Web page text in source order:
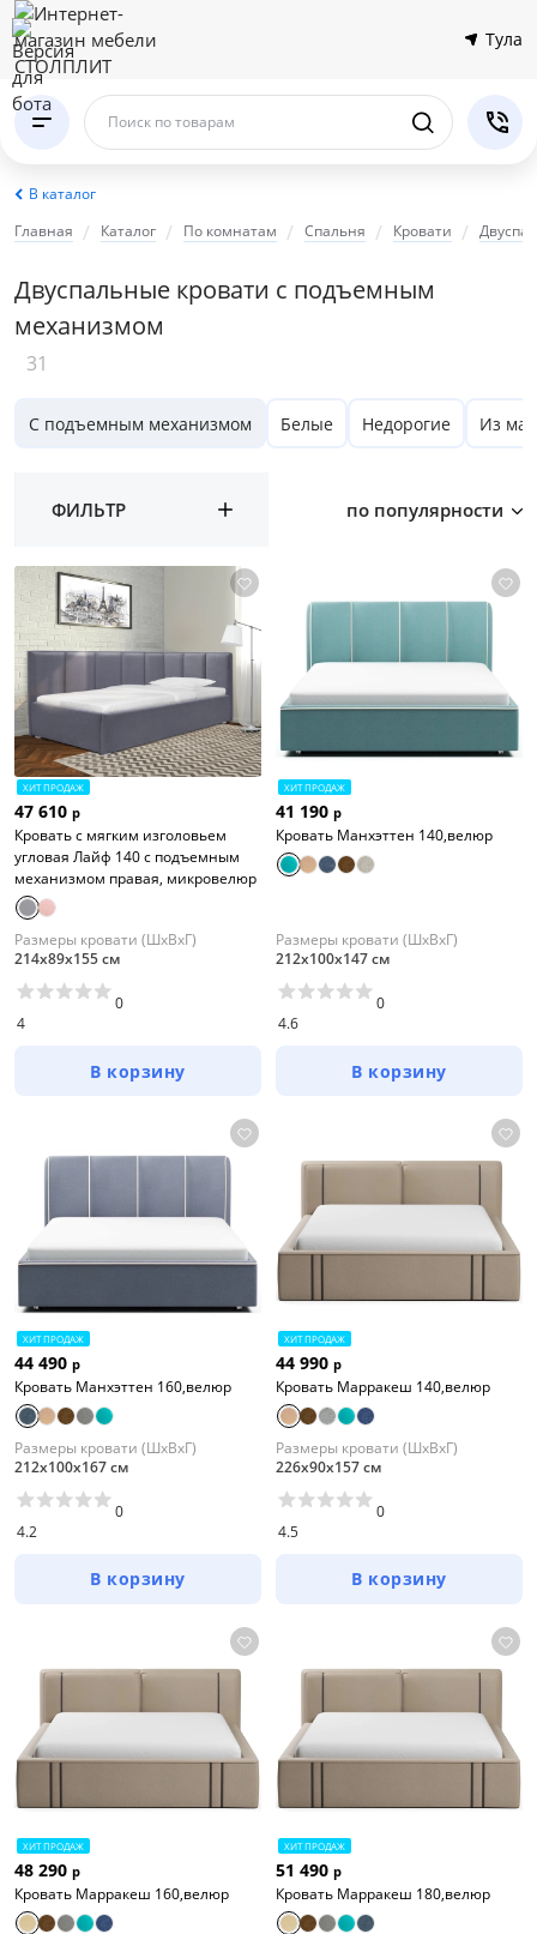
Тула
Поиск по товарам
В каталог
Главная
Каталог По комнатам Спальня Кровати
Двуспальные кровати с подъемным
механизмом
31
С подъемным механизмом Белые Недорогие Из
ФИЛЬТР по популярности
ХИТ ПРОДАЖ
47 610 р
Кровать с мягким изголовьем
угловая Лайф 140 с подъемным
механизмом правая, микровелюр
Размеры кровати (ШхВхГ)
214х89х155 см
4
0
В корзину
ХИТ ПРОДАЖ
41 190 р
Кровать Манхэттен 140,велюр
Размеры кровати (ШхВхГ)
212х100х147 см
4.6
0
В корзину
ХИТ ПРОДАЖ
44 490 р
Кровать Манхэттен 160,велюр
Размеры кровати (ШхВхГ)
212х100х167 см
4.2
0
В корзину
ХИТ ПРОДАЖ
44 990 р
Кровать Марракеш 140,велюр
Размеры кровати (ШхВхГ)
226х90х157 см
4.5
0
В корзину
ХИТ ПРОДАЖ
48 290 р
Кровать Марракеш 160,велюр
ХИТ ПРОДАЖ
51 490 р
Кровать Марракеш 180,велюр